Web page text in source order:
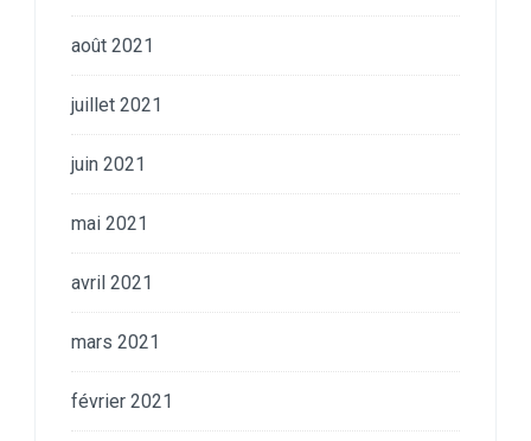
août 2021
juillet 2021
juin 2021
mai 2021
avril 2021
mars 2021
février 2021